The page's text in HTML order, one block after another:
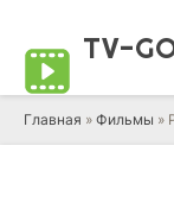
TV-
Главная » Фильмы »